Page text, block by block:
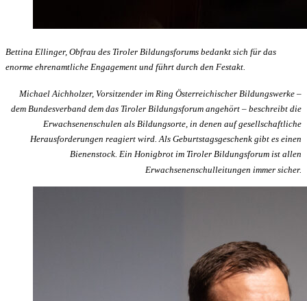
Bettina Ellinger, Obfrau des Tiroler Bildungsforums bedankt sich für das
enorme ehrenamtliche Engagement und führt durch den Festakt.
Michael Aichholzer, Vorsitzender im Ring Österreichischer Bildungswerke –
dem Bundesverband dem das Tiroler Bildungsforum angehört – beschreibt die
Erwachsenenschulen als Bildungsorte, in denen auf gesellschaftliche
Herausforderungen reagiert wird. Als Geburtstagsgeschenk gibt es einen
Bienenstock. Ein Honigbrot im Tiroler Bildungsforum ist allen
Erwachsenenschulleitungen immer sicher.